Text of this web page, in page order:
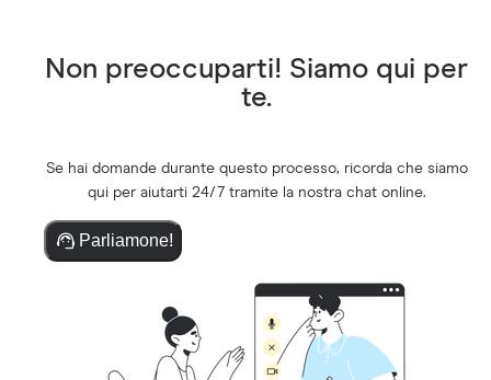
Non preoccuparti! Siamo qui per
te.
Se hai domande durante questo processo, ricorda che siamo
qui per aiutarti 24/7 tramite la nostra chat online.
Parliamone!